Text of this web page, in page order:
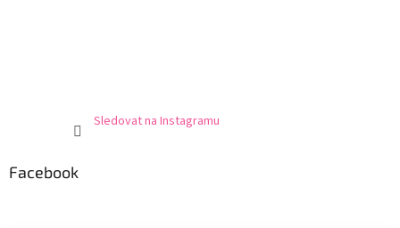
Sledovat na Instagramu
Facebook